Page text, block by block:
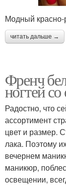
Модный красно-
читать дальше →
Френч
ногтей
Радостно, что
ассортимент
цвет и размер.
лака. Поэтому
вечернем
маникюр,
освещении,